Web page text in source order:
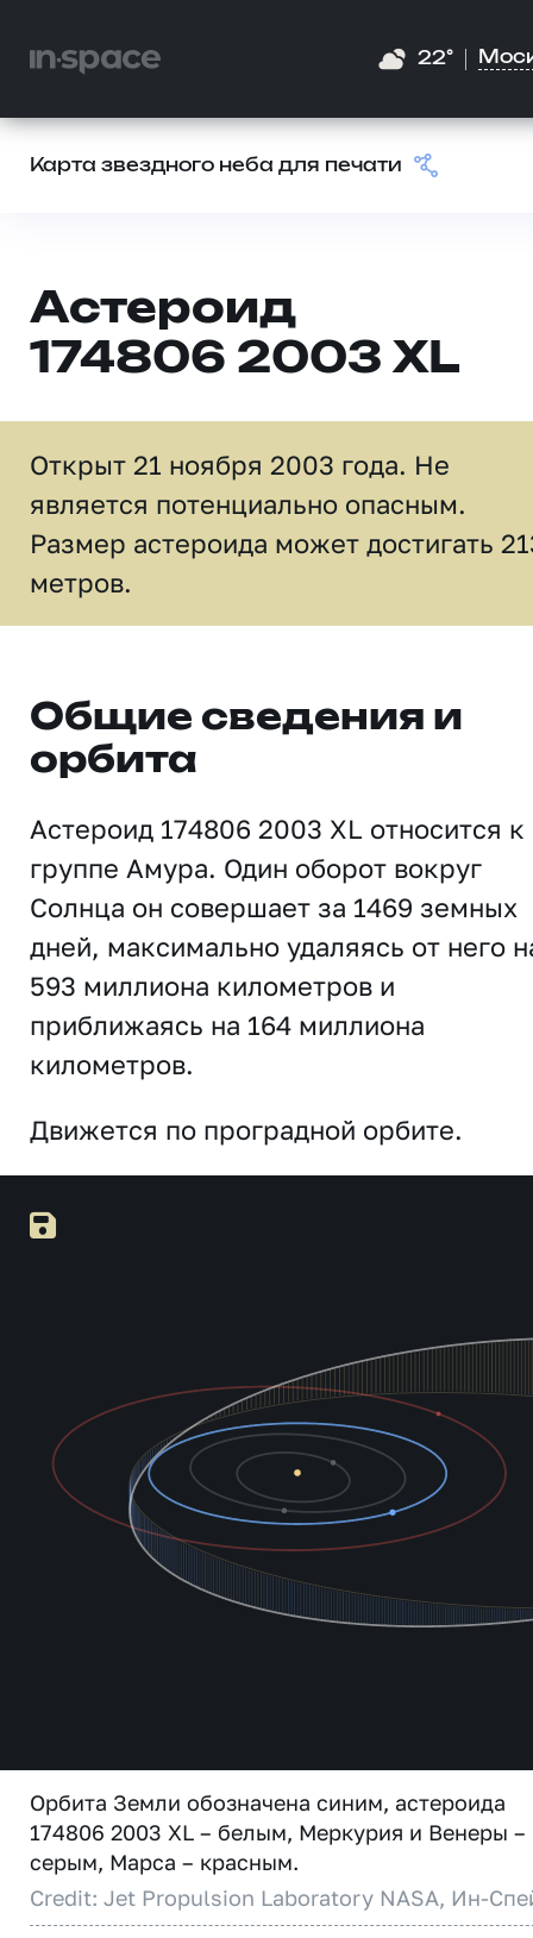
22°
Карта звездного неба для печати
Астероид
174806 2003 XL
Открыт 21 ноября 2003 года. Не
является потенциально опасным.
Размер астероида может достигать
метров.
Общие сведения и
орбита
Астероид 174806 2003 XL относится к
группе Амура. Один оборот вокруг
Солнца он совершает за 1469 земных
дней, максимально удаляясь от него
593 миллиона километров и
приближаясь на 164 миллиона
километров.
Движется по проградной орбите.
Орбита Земли обозначена синим, астероида
174806 2003 XL – белым, Меркурия и Венеры –
серым, Марса – красным.
Credit: Jet Propulsion Laboratory NASA, Ин-